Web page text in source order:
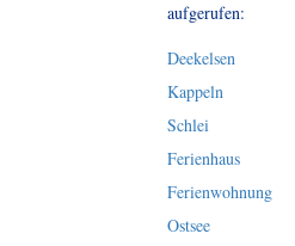
aufgerufen:
Deekelsen
Kappeln
Schlei
Ferienhaus
Ferienwohnung
Ostsee